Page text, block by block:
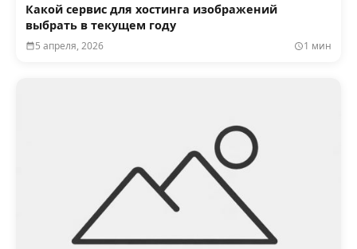
Какой сервис для хостинга изображений
выбрать в текущем году
5 апреля, 2026 1 мин